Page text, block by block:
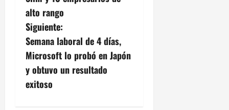
e
g
a
c
alto rango
Siguiente:
Semana laboral de 4 días,
Microsoft lo probó en Japón
y obtuvo un resultado
exitoso